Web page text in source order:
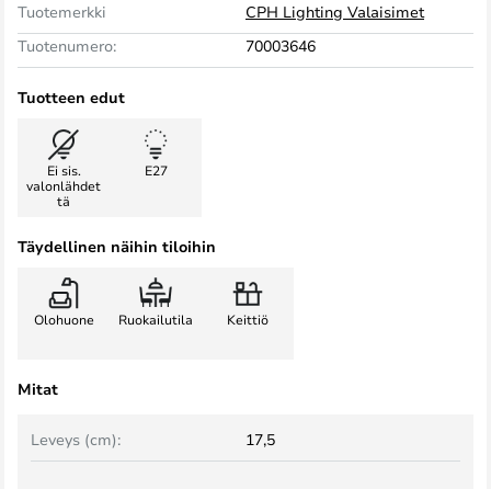
Tuotemerkki
CPH Lighting Valaisimet
Tuotenumero:
70003646
Tuotteen edut
Ei sis.
valonlähdet
tä
E27
Täydellinen näihin tiloihin
Olohuone Ruokailutila Keittiö
Mitat
Leveys (cm): 17,5